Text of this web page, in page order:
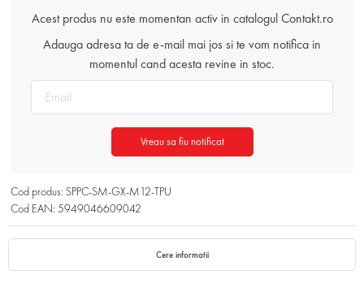
Acest produs nu este momentan activ in catalogul Contakt.ro
Adauga adresa ta de e-mail mai jos si te vom notifica in
momentul cand acesta revine in stoc.
Vreau sa fiu notificat
Cod produs: SPPC-SM-GX-M12-TPU
Cod EAN: 5949046609042
Cere informatii